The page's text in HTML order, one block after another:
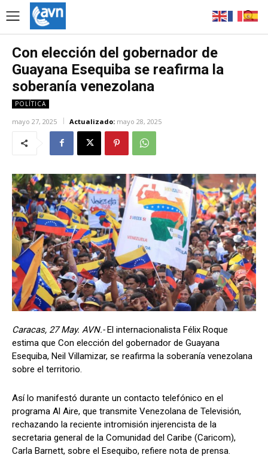
Con elección del gobernador de
Guayana Esequiba se reafirma la
soberanía venezolana
POLÍTICA
mayo 27, 2025 Actualizado: mayo 28, 2025
Caracas, 27 May. AVN.-El internacionalista Félix Roque
estima que Con elección del gobernador de Guayana
Esequiba, Neil Villamizar, se reafirma la soberanía venezolana
sobre el territorio.
Así lo manifestó durante un contacto telefónico en el
programa Al Aire, que transmite Venezolana de Televisión,
rechazando la reciente intromisión injerencista de la
secretaria general de la Comunidad del Caribe (Caricom),
Carla Barnett, sobre el Esequibo, refiere nota de prensa.